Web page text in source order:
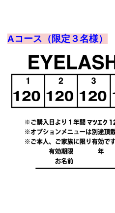
Aコース （限定３名様）